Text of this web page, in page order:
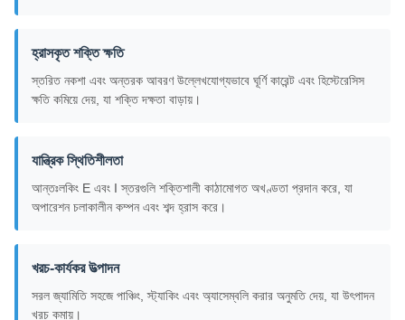
হ্রাসকৃত শক্তি ক্ষতি
স্তরিত নকশা এবং অন্তরক আবরণ উল্লেখযোগ্যভাবে ঘূর্ণি কারেন্ট এবং হিস্টেরেসিস
ক্ষতি কমিয়ে দেয়, যা শক্তি দক্ষতা বাড়ায়।
যান্ত্রিক স্থিতিশীলতা
আন্তঃলকিং E এবং I স্তরগুলি শক্তিশালী কাঠামোগত অখণ্ডতা প্রদান করে, যা
অপারেশন চলাকালীন কম্পন এবং শব্দ হ্রাস করে।
খরচ-কার্যকর উত্পাদন
সরল জ্যামিতি সহজে পাঞ্চিং, স্ট্যাকিং এবং অ্যাসেম্বলি করার অনুমতি দেয়, যা উৎপাদন
খরচ কমায়।